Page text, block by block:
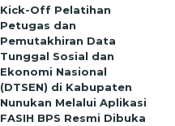
Kick-Off Pelatihan
Petugas dan
Pemutakhiran Data
Tunggal Sosial dan
Ekonomi Nasional
(DTSEN) di Kabupaten
Nunukan Melalui Aplikasi
FASIH BPS Resmi Dibuka